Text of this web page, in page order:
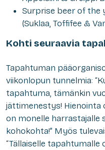
Surprise beer of the
(Suklaa, Toffifee &
Kohti seuraavia
Tapahtuman
viikonlopun tunnelmia:
tapahtuma, tämänkin
jättimenestys! Hienointa
on monelle harrastajalle
kohokohta!” Myös
“Tällaiselle tapahtumalle